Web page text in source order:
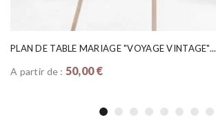
PLAN DE TABLE MARIAGE "VOYAGE VINTAGE"...
A partir de : 50,00 €